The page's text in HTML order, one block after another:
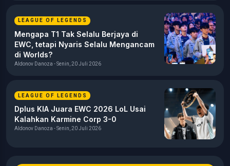
LEAGUE OF LEGENDS
Mengapa T1 Tak Selalu Berjaya di
EWC, tetapi Nyaris Selalu Mengancam
di Worlds?
Aldonov Danoza - Senin, 20 Juli 2026
LEAGUE OF LEGENDS
Dplus KIA Juara EWC 2026 LoL Usai
Kalahkan Karmine Corp 3-0
Aldonov Danoza - Senin, 20 Juli 2026